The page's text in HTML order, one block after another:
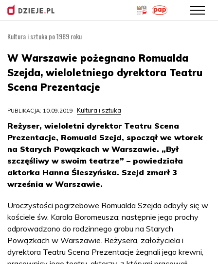
treści
Kultura i sztuka po 1989 roku
W Warszawie pożegnano Romualda
Szejda, wieloletniego dyrektora Teatru
Scena Prezentacje
PUBLIKACJA: 10.09.2019 Kultura i sztuka
Reżyser, wieloletni dyrektor Teatru Scena
Prezentacje, Romuald Szejd, spoczął we wtorek
na Starych Powązkach w Warszawie. „Był
szczęśliwy w swoim teatrze” – powiedziała
aktorka Hanna Śleszyńska. Szejd zmarł 3
września w Warszawie.
Uroczystości pogrzebowe Romualda Szejda odbyły się w
kościele św. Karola Boromeusza; następnie jego prochy
odprowadzono do rodzinnego grobu na Starych
Powązkach w Warszawie. Reżysera, założyciela i
dyrektora Teatru Scena Prezentacje żegnali jego krewni,